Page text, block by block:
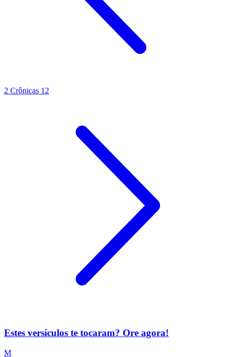
2 Crônicas 12
Estes versículos te tocaram? Ore agora!
M